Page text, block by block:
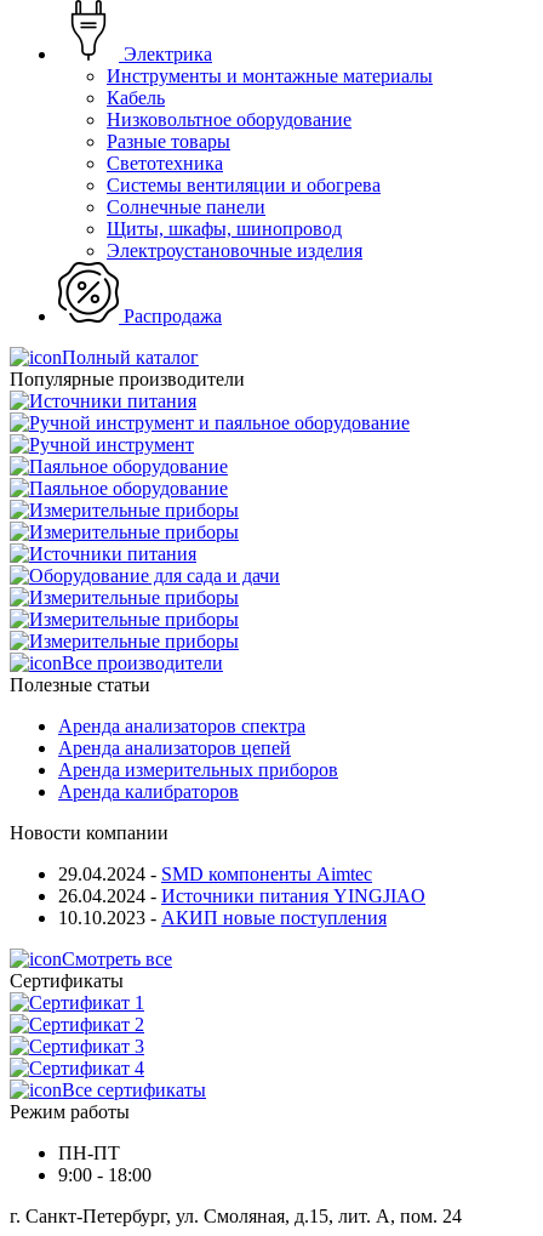
Электрика
Инструменты и монтажные материалы
Кабель
Низковольтное оборудование
Разные товары
Светотехника
Системы вентиляции и обогрева
Солнечные панели
Щиты, шкафы, шинопровод
Электроустановочные изделия
Распродажа
Полный каталог
Популярные производители
Все производители
Полезные статьи
Аренда анализаторов спектра
Аренда анализаторов цепей
Аренда измерительных приборов
Аренда калибраторов
Новости компании
29.04.2024 - SMD компоненты Aimtec
26.04.2024 - Источники питания YINGJIAO
10.10.2023 - АКИП новые поступления
Смотреть все
Сертификаты
Все сертификаты
Режим работы
ПН-ПТ
9:00 - 18:00
г. Санкт-Петербург, ул. Смоляная, д.15, лит. А, пом. 24